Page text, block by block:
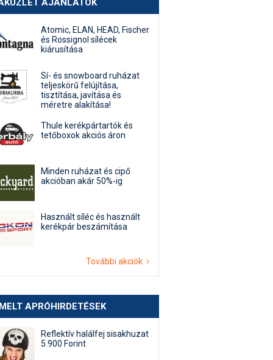
AJÁNLATOK
Atomic, ELAN, HEAD, Fischer
és Rossignol sílécek
kiárusítása
Sí- és snowboard ruházat
teljeskörű felújítása,
tisztítása, javítása és
méretre alakítása!
Thule kerékpártartók és
tetőboxok akciós áron
Minden ruházat és cipő
akcióban akár 50%-ig
Használt síléc és használt
kerékpár beszámítása
További akciók
APRÓHIRDETÉSEK
Reflektív halálfej sisakhuzat
5.900 Forint